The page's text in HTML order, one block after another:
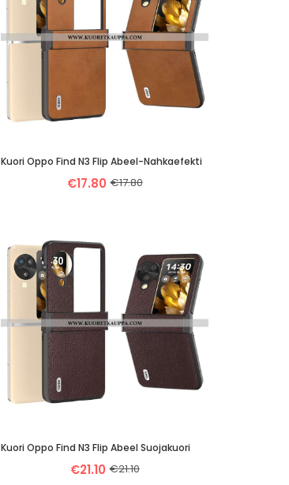
Kuori Oppo Find N3 Flip Abeel-Nahkaefekti
€17.80 €17.80
Kuori Oppo Find N3 Flip Abeel Suojakuori
€21.10 €21.10